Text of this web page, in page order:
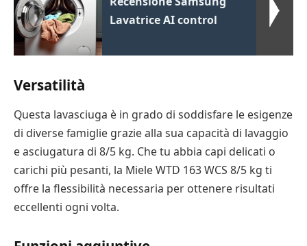
Lavatrice AI control
Versatilità
Questa lavasciuga è in grado di soddisfare le esigenze
di diverse famiglie grazie alla sua capacità di lavaggio
e asciugatura di 8/5 kg. Che tu abbia capi delicati o
carichi più pesanti, la Miele WTD 163 WCS 8/5 kg ti
offre la flessibilità necessaria per ottenere risultati
eccellenti ogni volta.